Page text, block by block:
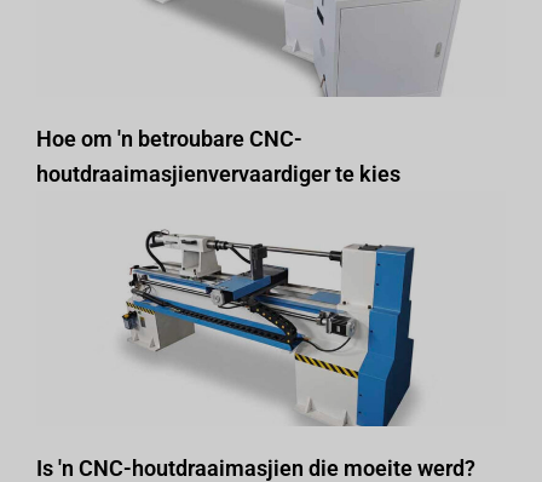
Hoe om 'n betroubare CNC-
houtdraaimasjienvervaardiger te kies
Is 'n CNC-houtdraaimasjien die moeite werd?